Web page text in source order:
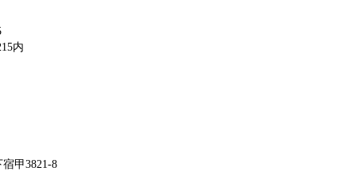
内
甲3821-8